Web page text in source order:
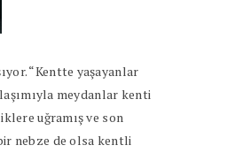
“Kentte yaşayanlar
meydanlar kenti
uğramış ve son
nebze de olsa kentli